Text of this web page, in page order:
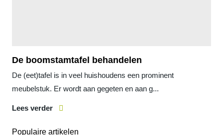
De boomstamtafel behandelen
De (eet)tafel is in veel huishoudens een prominent
meubelstuk. Er wordt aan gegeten en aan g...
Lees verder
Populaire artikelen